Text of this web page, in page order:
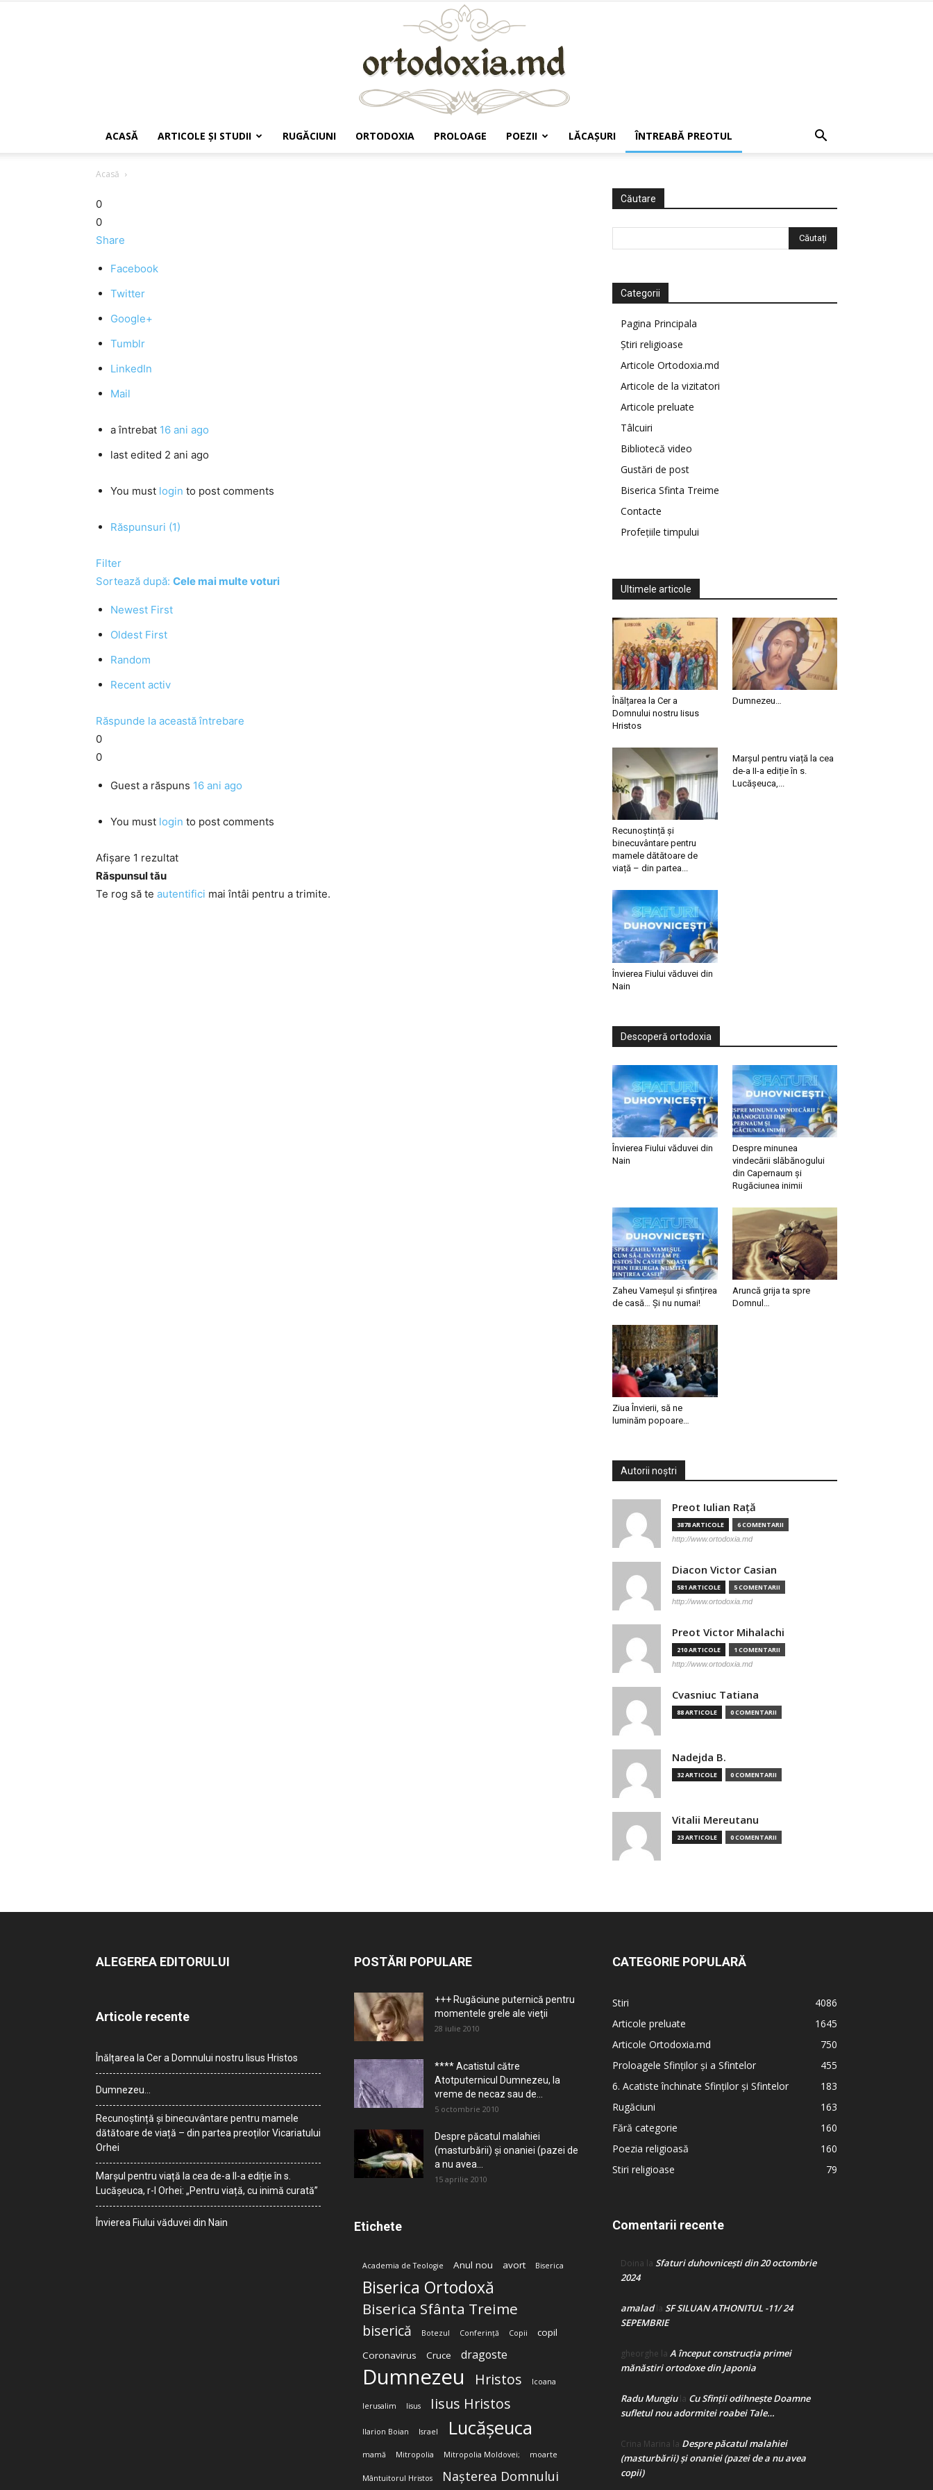
ACASĂ ARTICOLE ŞI STUDII RUGĂCIUNI ORTODOXIA PROLOAGE POEZII LĂCAŞURI ÎNTREABĂ PREOTUL
Acasă
0
0
Share
Facebook
Twitter
Google+
Tumblr
LinkedIn
Mail
a întrebat 16 ani ago
last edited 2 ani ago
You must login to post comments
Răspunsuri (1)
Filter
Sortează după: Cele mai multe voturi
Newest First
Oldest First
Random
Recent activ
Răspunde la această întrebare
0
0
Guest a răspuns 16 ani ago
You must login to post comments
Afișare 1 rezultat
Răspunsul tău
Te rog să te autentifici mai întâi pentru a trimite.
Căutare
Categorii
Pagina Principala
Știri religioase
Articole Ortodoxia.md
Articole de la vizitatori
Articole preluate
Tâlcuiri
Bibliotecă video
Gustări de post
Biserica Sfinta Treime
Contacte
Profețiile timpului
Ultimele articole
Înălțarea la Cer a
Domnului nostru Iisus
Hristos
Dumnezeu…
Recunoștință și
binecuvântare pentru
mamele dătătoare de
viață – din partea...
Marșul pentru viață la cea
de-a II-a ediție în s.
Lucășeuca,...
Învierea Fiului văduvei din
Nain
Descoperă ortodoxia
Învierea Fiului văduvei din
Nain
Despre minunea
vindecării slăbănogului
din Capernaum și
Rugăciunea inimii
Zaheu Vameșul și sfințirea
de casă… Și nu numai!
Aruncă grija ta spre
Domnul…
Ziua Învierii, să ne
luminăm popoare…
Autorii noștri
Preot Iulian Raţă
3878 ARTICOLE 6 COMENTARII
http://www.ortodoxia.md
Diacon Victor Casian
581 ARTICOLE 5 COMENTARII
http://www.ortodoxia.md
Preot Victor Mihalachi
210 ARTICOLE 1 COMENTARII
http://www.ortodoxia.md
Cvasniuc Tatiana
88 ARTICOLE 0 COMENTARII
Nadejda B.
32 ARTICOLE 0 COMENTARII
Vitalii Mereutanu
23 ARTICOLE 0 COMENTARII
ALEGEREA EDITORULUI
Articole recente
Înălțarea la Cer a Domnului nostru Iisus Hristos
Dumnezeu…
Recunoștință și binecuvântare pentru mamele
dătătoare de viață – din partea preoților Vicariatului
Orhei
Marșul pentru viață la cea de-a II-a ediție în s.
Lucășeuca, r-l Orhei: „Pentru viață, cu inimă curată”
Învierea Fiului văduvei din Nain
POSTĂRI POPULARE
+++ Rugăciune puternică pentru
momentele grele ale vieţii
28 iulie 2010
**** Acatistul către
Atotputernicul Dumnezeu, la
vreme de necaz sau de...
5 octombrie 2010
Despre păcatul malahiei
(masturbării) şi onaniei (pazei de
a nu avea...
15 aprilie 2010
Etichete
Academia de Teologie Anul nou avort Biserica
Biserica Ortodoxă
Biserica Sfânta Treime
biserică Botezul Conferință Copii
copil
Coronavirus
Cruce dragoste
Dumnezeu Hristos Icoana
Ierusalim Iisus Iisus Hristos
Ilarion Boian Israel Lucășeuca
mamă Mitropolia Mitropolia Moldovei; moarte
Mântuitorul Hristos Nașterea Domnului
CATEGORIE POPULARĂ
Stiri
4086
Articole preluate
1645
Articole Ortodoxia.md
750
Proloagele Sfinților și a Sfintelor
455
6. Acatiste închinate Sfinților și Sfintelor
183
Rugăciuni
163
Fără categorie
160
Poezia religioasă
160
Stiri religioase
79
Comentarii recente
Doina la Sfaturi duhovnicești din 20 octombrie
2024
amaladla SF SILUAN ATHONITUL -11/ 24
SEPEMBRIE
gheorghe la A început construcţia primei
mănăstiri ortodoxe din Japonia
Radu Mungiula Cu Sfinții odihnește Doamne
sufletul nou adormitei roabei Tale…
Crina Marina la Despre păcatul malahiei
(masturbării) şi onaniei (pazei de a nu avea
copii)